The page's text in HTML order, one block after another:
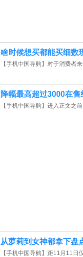
啥时候想买都能买细数
【手机中国导购】对于消费者
降幅最高超过3000在
【手机中国导购】进入正文之
从萝莉到女神都拿下盘
【手机中国导购】距11月11